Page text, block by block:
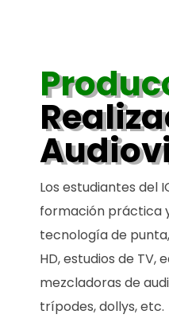
Los estudiantes del
formación práctica
tecnología de
HD, estudios de TV,
mezcladoras de
trípodes, dollys, etc.